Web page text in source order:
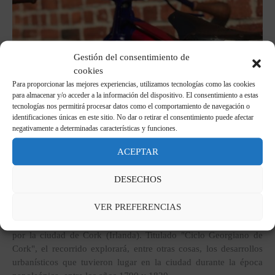
Gestión del consentimiento de
cookies
Para proporcionar las mejores experiencias, utilizamos tecnologías como las cookies
para almacenar y/o acceder a la información del dispositivo. El consentimiento a estas
tecnologías nos permitirá procesar datos como el comportamiento de navegación o
identificaciones únicas en este sitio. No dar o retirar el consentimiento puede afectar
negativamente a determinadas características y funciones.
ACEPTAR
DESECHOS
VER PREFERENCIAS
En el contexto de laDestino europeo Semana de Napoleón
por la ciudad de Cork (Irlanda). Titulado "Ciclo Georgiano de
Cork", el recorrido explorará, entre otras cosas, los desarrollos
urbanísticos que tuvieron lugar en la ciudad durante la época